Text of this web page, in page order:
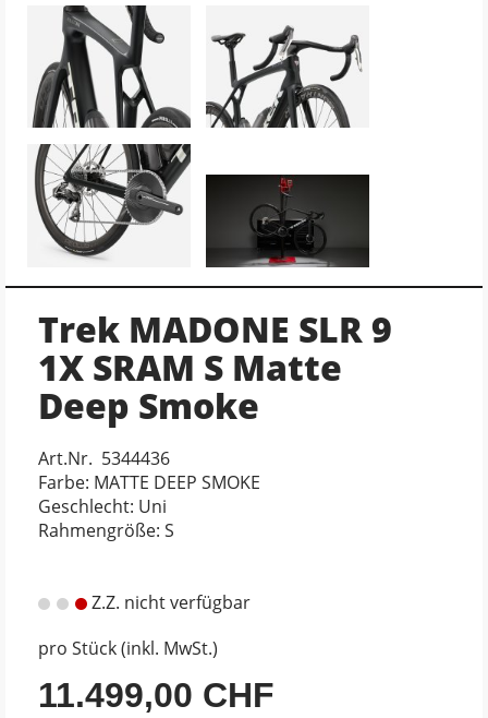
Trek MADONE SLR 9
1X SRAM S Matte
Deep Smoke
Art.Nr. 5344436
Farbe: MATTE DEEP SMOKE
Geschlecht: Uni
Rahmengröße: S
Z.Z. nicht verfügbar
pro Stück (inkl. MwSt.)
11.499,00 CHF